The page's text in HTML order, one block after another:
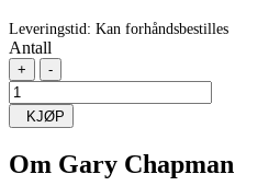
Leveringstid: Kan forhåndsbestilles
Antall
+ -
KJØP
Om Gary Chapman